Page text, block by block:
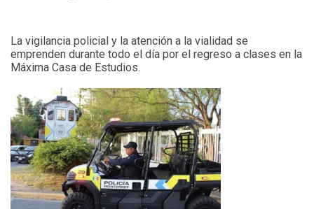
La vigilancia policial y la atención a la vialidad se
emprenden durante todo el día por el regreso a clases en la
Máxima Casa de Estudios.